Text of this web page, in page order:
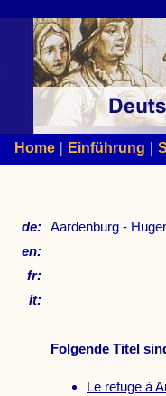
Home | Einführung |
de: Aardenburg -
en:
fr:
it:
Folgende Titel
Le refuge à